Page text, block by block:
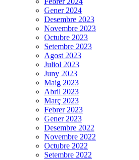
Gener 2024
Desembre 2023
Novembre 2023
Octubre 2023
Setembre 2023
Agost 2023
Juliol 2023
Juny 2023
Maig 2023
Abril 2023
Març 2023
Febrer 2023
Gener 2023
Desembre 2022
Novembre 2022
Octubre 2022
Setembre 2022